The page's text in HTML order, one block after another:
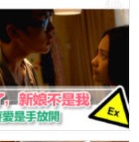
界盃嘉年華盛夏慶典 – 巨型足球